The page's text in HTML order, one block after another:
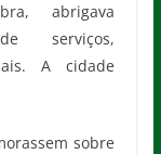
abrigava
serviços,
A cidade
sobre